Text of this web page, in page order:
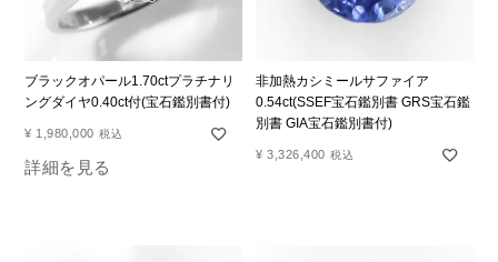
ブラックオパール1.70ctプラチナリ
ングダイヤ0.40ct付(宝石鑑別書付)
¥ 1,980,000 税込
詳細を見る
非加熱カシミールサファイア
0.54ct(SSEF宝石鑑別書 GRS宝石鑑
別書 GIA宝石鑑別書付)
¥ 3,326,400 税込